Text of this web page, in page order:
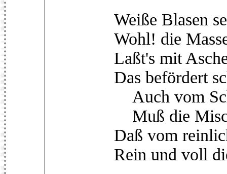
Weiße Blasen
Wohl! die
Laßt's mit
Das befördert
Auch vom
Muß die
Daß vom
Rein und voll